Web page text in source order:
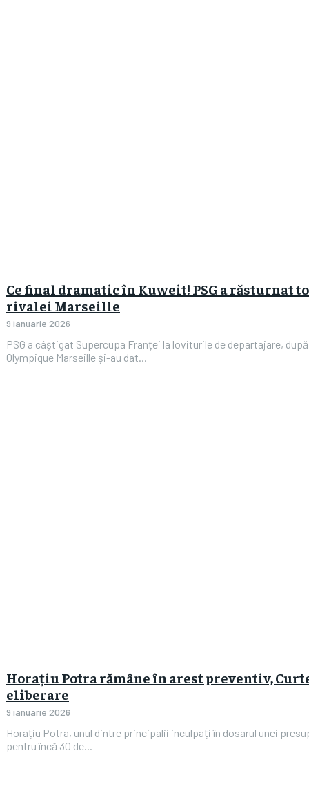
Ce final dramatic în Kuweit! PSG a răsturnat
rivalei Marseille
9 ianuarie 2026
PSG a câștigat Supercupa Franței la loviturile de departajare,
Olympique Marseille și-au dat...
Horațiu Potra rămâne în arest preventiv,
eliberare
9 ianuarie 2026
Horațiu Potra, unul dintre principalii inculpați în dosarul unei
pentru încă 30 de...